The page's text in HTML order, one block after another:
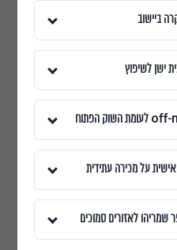
ביישוב
ישן לשיפוץ
על מכירה עתידית
שמריהו לאזורים סמוכים